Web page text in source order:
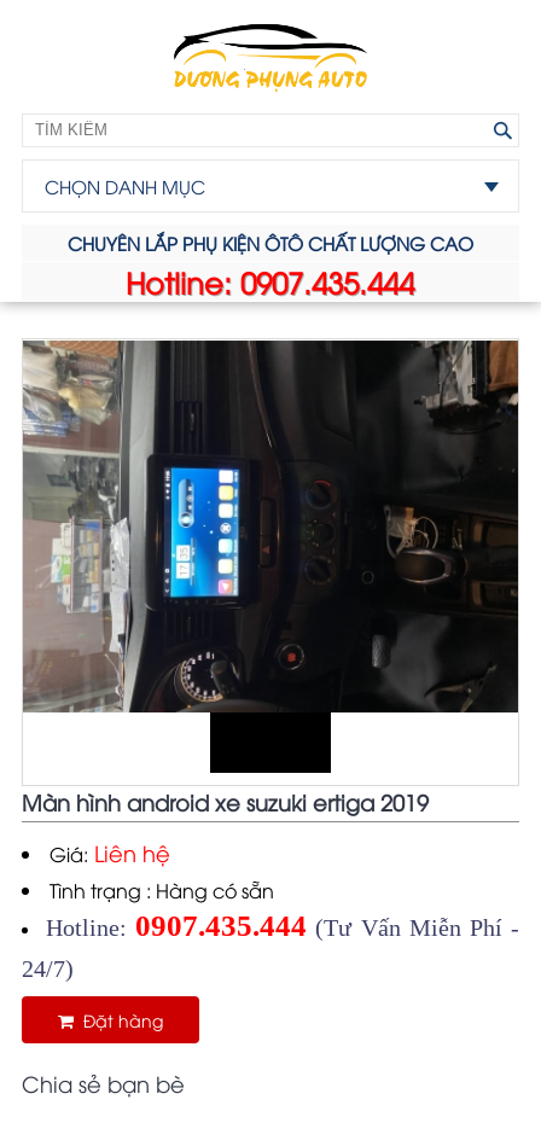
CHỌN DANH MỤC
CHUYÊN LẮP PHỤ KIỆN ÔTÔ CHẤT LƯỢNG CAO
Hotline: 0907.435.444
Màn hình android xe suzuki ertiga 2019
Giá: Liên hệ
Tình trạng : Hàng có sẵn
Hotline: 0907.435.444 (Tư Vấn Miễn Phí -
24/7)
Đặt hàng
Chia sẻ bạn bè